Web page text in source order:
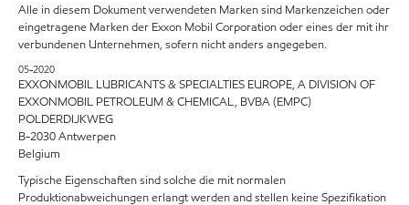
Alle in diesem Dokument verwendeten Marken sind Markenzeichen oder
eingetragene Marken der Exxon Mobil Corporation oder eines der mit ihr
verbundenen Unternehmen, sofern nicht anders angegeben.
05-2020
EXXONMOBIL LUBRICANTS & SPECIALTIES EUROPE, A DIVISION OF
EXXONMOBIL PETROLEUM & CHEMICAL, BVBA (EMPC)
POLDERDIJKWEG
B-2030 Antwerpen
Belgium
Typische Eigenschaften sind solche die mit normalen
Produktionabweichungen erlangt werden and stellen keine Spezifikation